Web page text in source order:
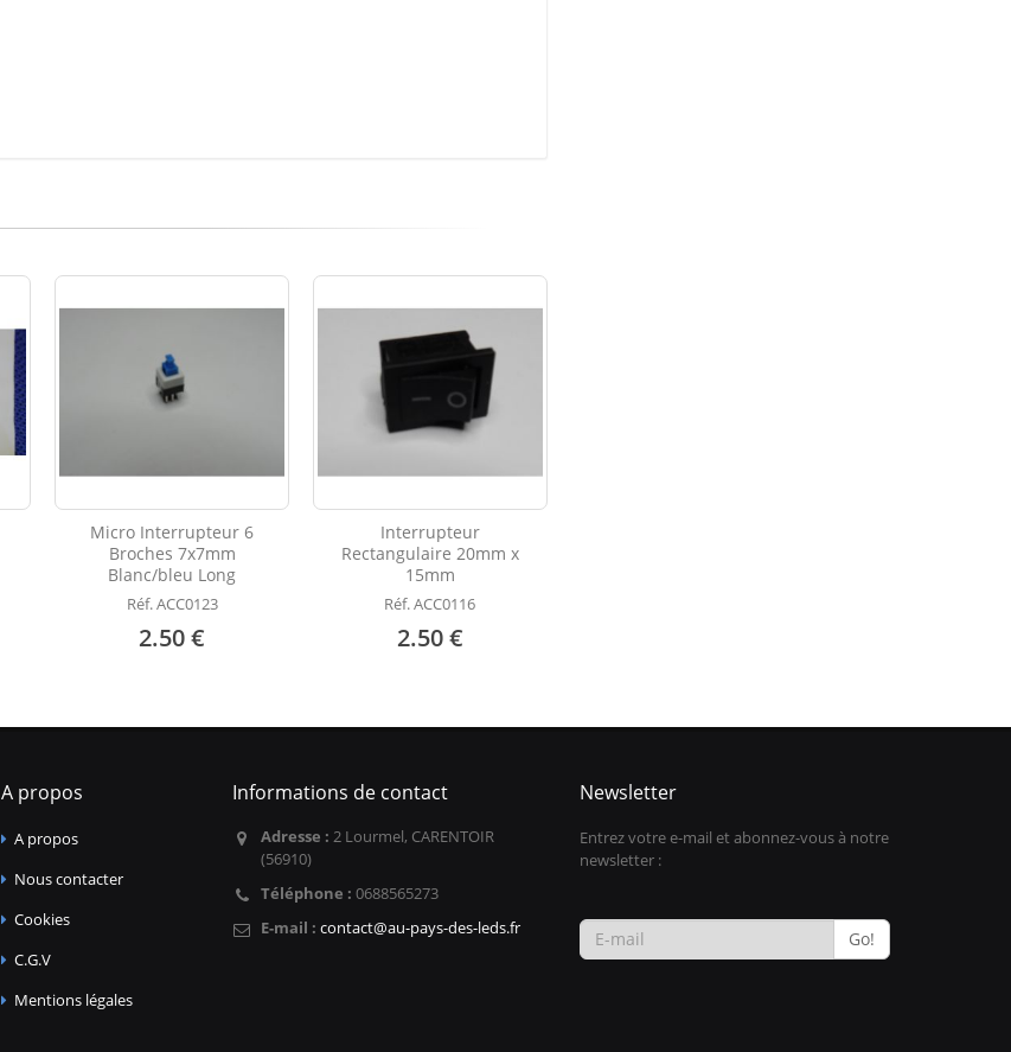
Micro Interrupteur 6
Broches 7x7mm
Blanc/bleu Long
Réf. ACC0123
2.50 €
Interrupteur
Rectangulaire 20mm x
15mm
Réf. ACC0116
2.50 €
A propos
A propos
Nous contacter
Cookies
C.G.V
Mentions légales
Informations de contact
Adresse : 2 Lourmel, CARENTOIR
(56910)
Téléphone : 0688565273
E-mail : contact@au-pays-des-leds.fr
Newsletter
Entrez votre e-mail et abonnez-vous à notre
newsletter :
Go!